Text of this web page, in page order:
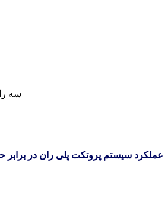
سه راه تبدیل 87
عملکرد سیستم پروتکت پلی ران در